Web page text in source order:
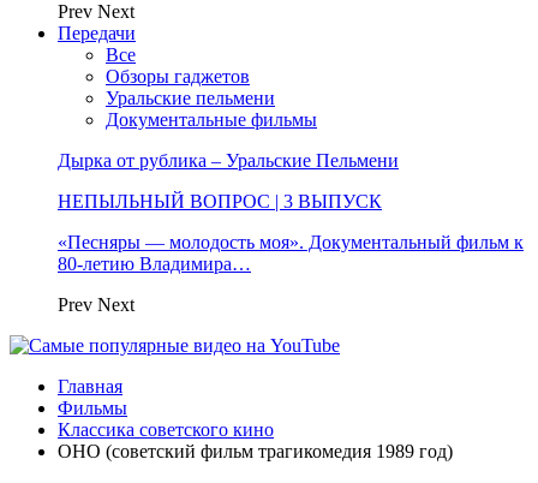
Prev Next
Передачи
Все
Обзоры гаджетов
Уральские пельмени
Документальные фильмы
Дырка от рублика – Уральские Пельмени
НЕПЫЛЬНЫЙ ВОПРОС | 3 ВЫПУСК
«Песняры — молодость моя». Документальный фильм к
80-летию Владимира…
Prev Next
Главная
Фильмы
Классика советского кино
ОНО (советский фильм трагикомедия 1989 год)